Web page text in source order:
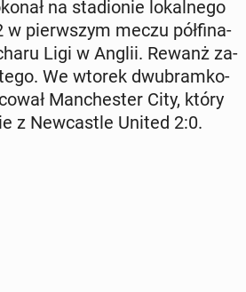
na sta­dio­nie lo­kal­ne­go
w pierw­szym meczu pół­fi­na­
Ligi w Anglii. Rewanż za­
We wtorek dwu­bram­ko­
Man­che­ster City, który
z New­ca­stle United 2:0.